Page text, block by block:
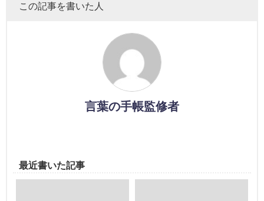
この記事を書いた人
言葉の手帳監修者
最近書いた記事